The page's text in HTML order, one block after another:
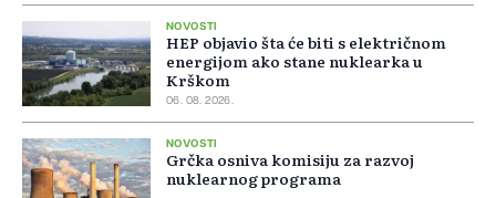
NOVOSTI
HEP objavio šta će biti s električnom
energijom ako stane nuklearka u
Krškom
06. 08. 2026.
NOVOSTI
Grčka osniva komisiju za razvoj
nuklearnog programa